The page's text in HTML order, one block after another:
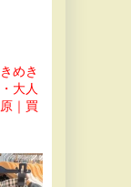
めき
大人
｜買